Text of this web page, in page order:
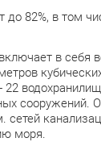
82%, в том
в себя
сооружений.
моря.